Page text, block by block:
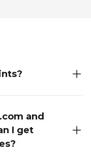
earn LiPoints by
to our email
media, placing
activities. The
you earn. For
and
I get